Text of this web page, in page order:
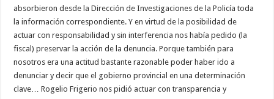
absorbieron desde la Dirección de Investigaciones de la Policía toda
la información correspondiente. Y en virtud de la posibilidad de
actuar con responsabilidad y sin interferencia nos había pedido (la
fiscal) preservar la acción de la denuncia. Porque también para
nosotros era una actitud bastante razonable poder haber ido a
denunciar y decir que el gobierno provincial en una determinación
clave… Rogelio Frigerio nos pidió actuar con transparencia y